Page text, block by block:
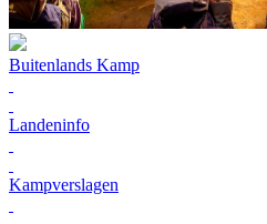
Buitenlands Kamp
Landeninfo
Kampverslagen